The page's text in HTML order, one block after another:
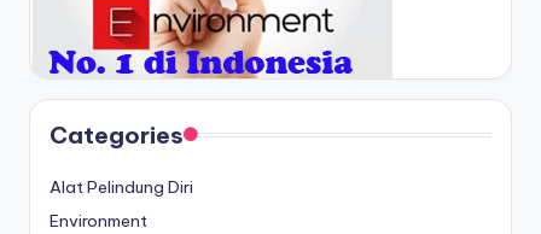
Categories
Alat Pelindung Diri
Environment